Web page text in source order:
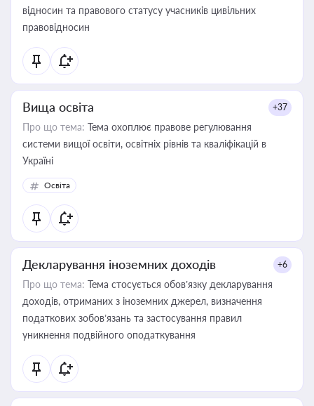
відносин та правового статусу учасників цивільних
правовідносин
Вища освіта +37
Про що тема: Тема охоплює правове регулювання
системи вищої освіти, освітніх рівнів та кваліфікацій в
Україні
Освіта
Декларування іноземних доходів +6
Про що тема: Тема стосується обов’язку декларування
доходів, отриманих з іноземних джерел, визначення
податкових зобов’язань та застосування правил
уникнення подвійного оподаткування